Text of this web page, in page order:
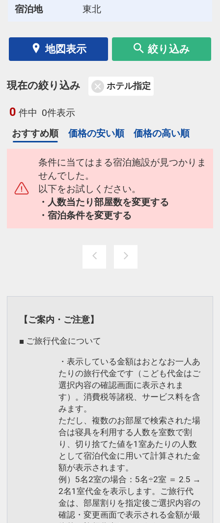
宿泊地
東北
地図表示 絞り込み
現在の絞り込み ホテル指定
0 件中 0件表示
おすすめ順
価格の安い順 価格の高い順
条件に当てはまる宿泊施設が見つかりま
せんでした。
以下をお試しください。
・人数当たり部屋数を変更する
・宿泊条件を変更する
【ご案内・ご注意】
■ ご旅行代金について
・表示している金額はおとなお一人あ
たりの旅行代金です（こども代金はご
選択内容の確認画面に表示されま
す）。消費税等諸税、サービス料を含
みます。
ただし、複数のお部屋で検索された場
合は寝具を利用する人数を室数で割
り、切り捨てた値を1室あたりの人数
として宿泊代金に用いて計算された金
額が表示されます。
例）5名2室の場合：5名÷2室 ＝ 2.5 →
2名1室代金を表示します。ご旅行代
金は、部屋割りを指定後ご選択内容の
確認・変更画面で表示される金額が最